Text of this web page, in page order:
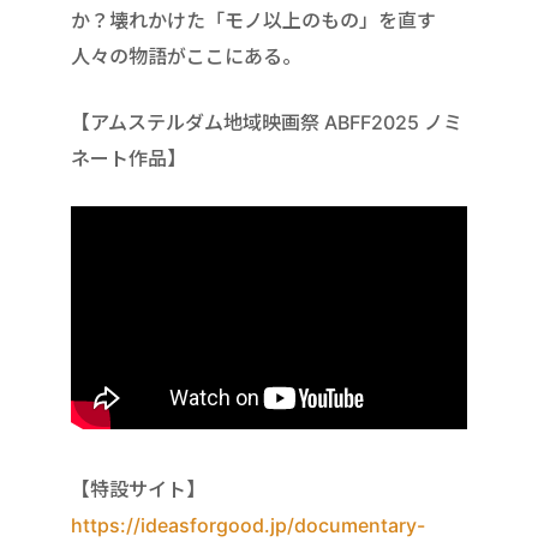
か？壊れかけた「モノ以上のもの」を直す
人々の物語がここにある。
【アムステルダム地域映画祭 ABFF2025 ノミ
ネート作品】
【特設サイト】
https://ideasforgood.jp/documentary-